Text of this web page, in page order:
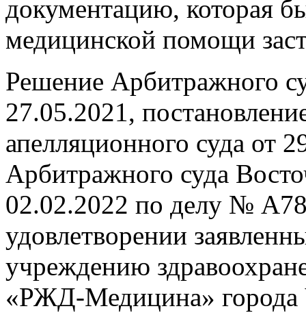
документацию, которая
медицинской помощи
Решение Арбитражного
27.05.2021,
апелляционного суда от
Арбитражного суда
02.02.2022 по делу №
удовлетворении
учреждению
«РЖД-Медицина» города